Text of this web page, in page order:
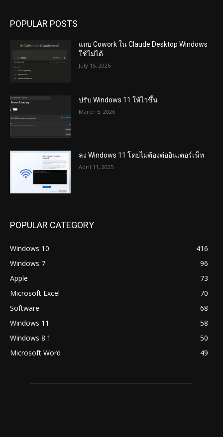
POPULAR POSTS
แถบ Cowork ใน Claude Desktop Windows
ใช้ไม่ได้
July 15, 2026
ปรับ Windows 11 ให้ไวขึ้น
March 5, 2026
ลง Windows 11 โดยไม่ต้องต่ออินเตอร์เน็ท
April 11, 2025
POPULAR CATEGORY
Windows 10
416
Windows 7
96
Apple
73
Microsoft Excel
70
Software
68
Windows 11
58
Windows 8.1
50
Microsoft Word
49